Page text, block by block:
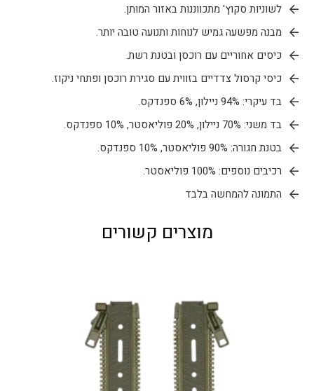
לשוניות סקוץ' מתכווננות באזור המותן.
מבנה מפשעה גמיש לנוחות ותנועה טובה יותר.
כיסים אחוריים עם רוכסן ובטנת רשת.
כיסי קרסול צדדיים בזווית עם סגירת רוכסן ופתחי ניקוז.
בד עיקרי: 94% ניילון, 6% ספנדקס.
בד משני: 70% ניילון, 20% פוליאסטר, 10% ספנדקס.
בטנת חגורה: 90% פוליאסטר, 10% ספנדקס.
רכיבים נוספים: 100% פוליאסטר.
התמונה להמחשה בלבד
מוצרים קשורים